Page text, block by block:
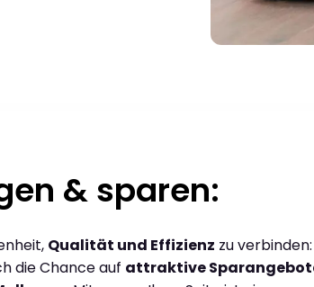
& sparen:
Qualität und Effizienz zu
die Chance auf attraktive